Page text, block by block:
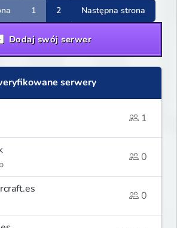
1 2 Następna strona
Dodaj swój serwer
serwery
1
0
0